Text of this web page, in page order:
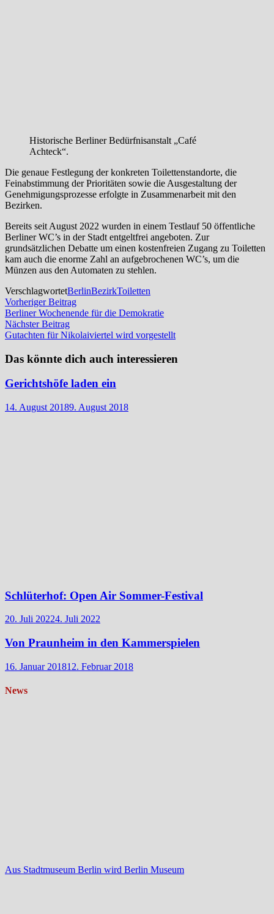
Historische Berliner Bedürfnisanstalt „Café
Achteck“.
Die genaue Festlegung der konkreten Toilettenstandorte, die
Feinabstimmung der Prioritäten sowie die Ausgestaltung der
Genehmigungsprozesse erfolgte in Zusammenarbeit mit den
Bezirken.
Bereits seit August 2022 wurden in einem Testlauf 50 öffentliche
Berliner WC’s in der Stadt entgeltfrei angeboten. Zur
grundsätzlichen Debatte um einen kostenfreien Zugang zu Toiletten
kam auch die enorme Zahl an aufgebrochenen WC’s, um die
Münzen aus den Automaten zu stehlen.
VerschlagwortetBerlinBezirkToiletten
Beitragsnavigation
Vorheriger BeitragVorheriger
Beitrag:
Berliner Wochenende für die Demokratie
Nächster BeitragNächster
Beitrag:
Gutachten für Nikolaiviertel wird vorgestellt
Das könnte dich auch interessieren
Gerichtshöfe laden ein
14. August 20189. August 2018
Schlüterhof: Open Air Sommer-Festival
20. Juli 20224. Juli 2022
Von Praunheim in den Kammerspielen
16. Januar 201812. Februar 2018
News
Aus Stadtmuseum Berlin wird Berlin Museum